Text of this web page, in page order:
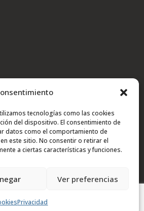
tecnologías como las cookies
del dispositivo. El consentimiento de
datos como el comportamiento de
este sitio. No consentir o retirar el
a ciertas características y funciones.
Ver preferencias
Privacidad
Sociales